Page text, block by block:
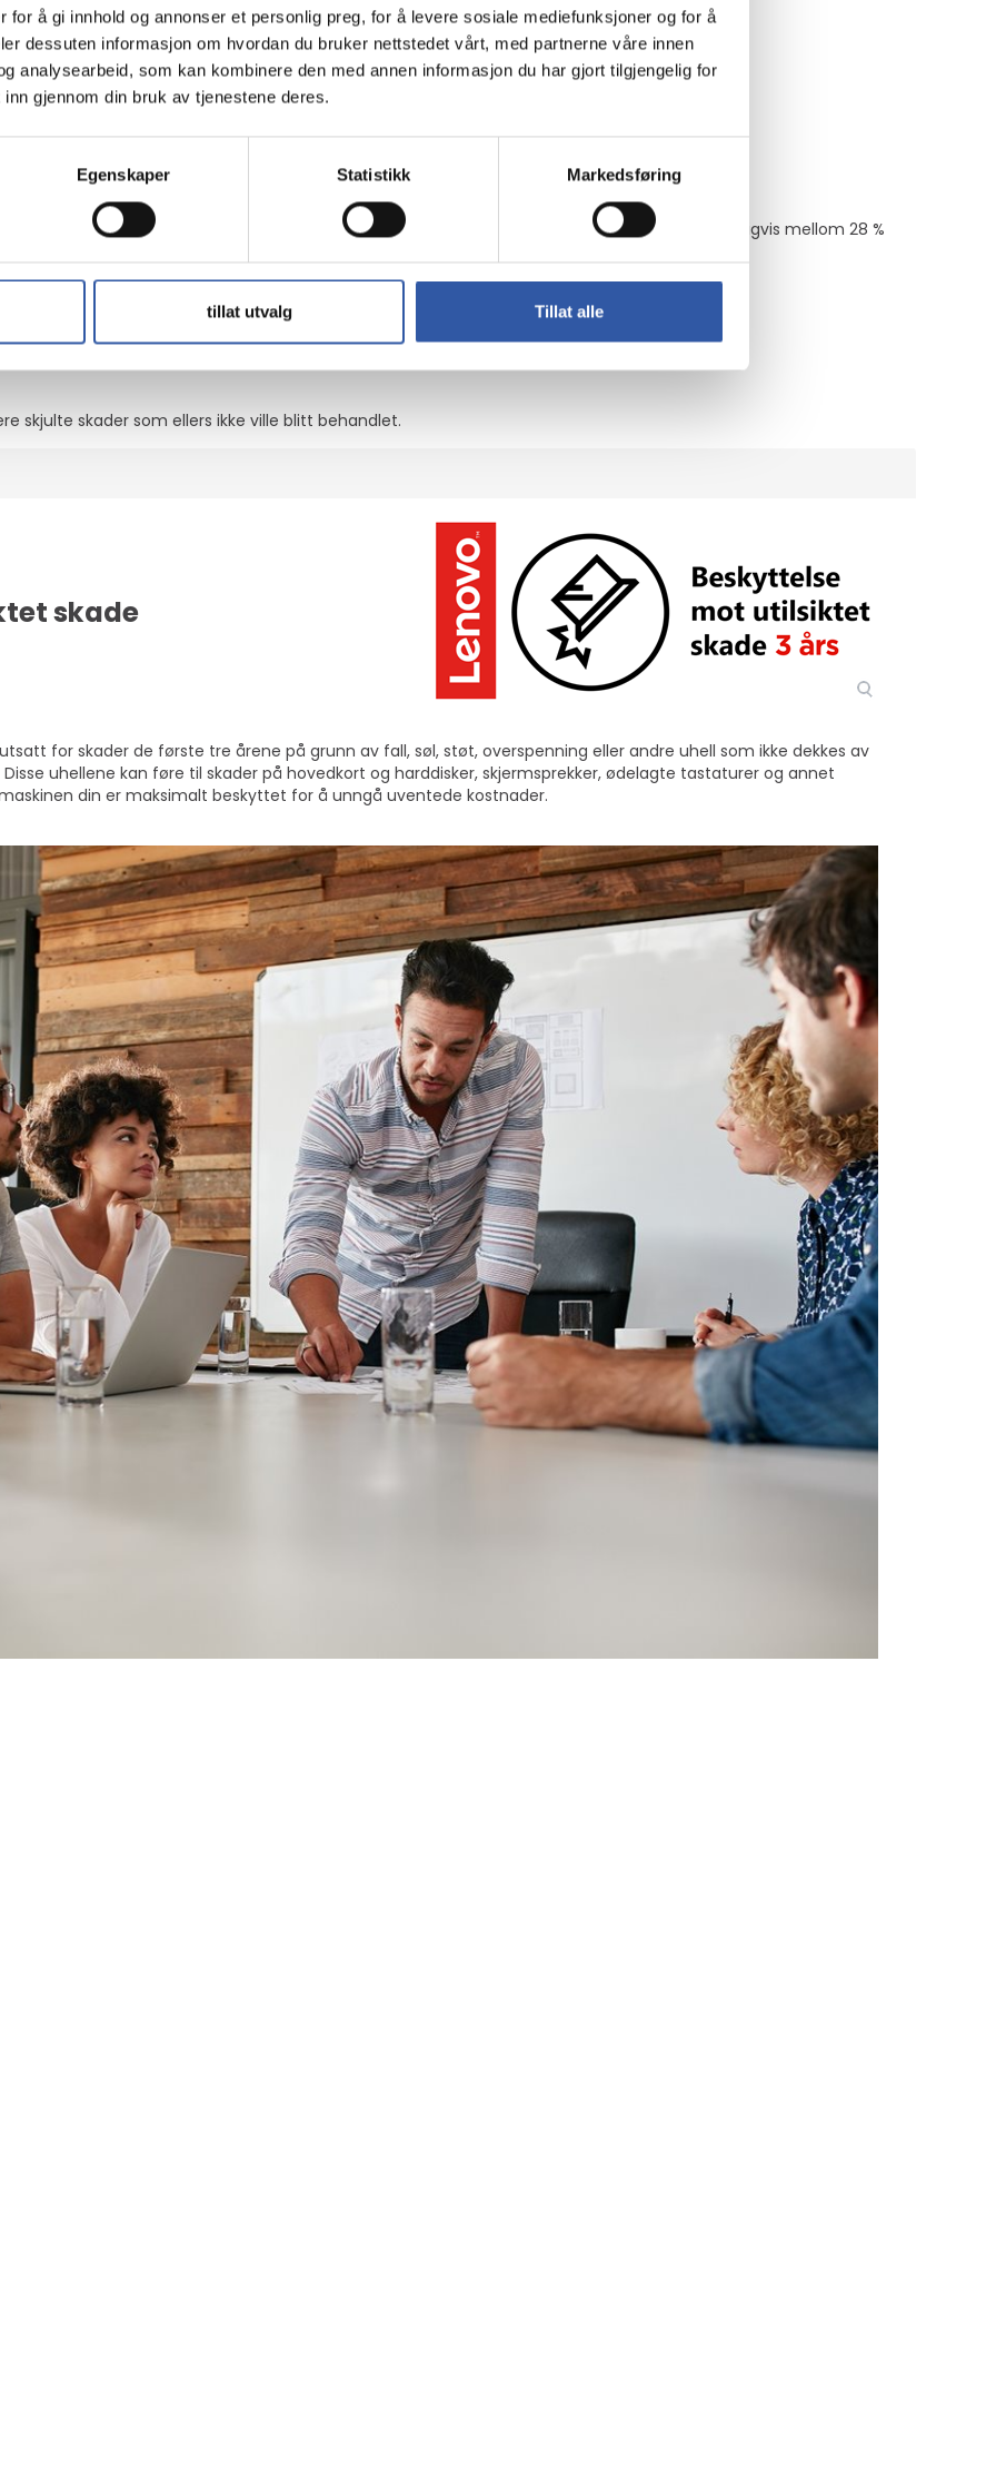
for å gi innhold og annonser et personlig preg, for å levere sosiale mediefunksjoner og for å
dessuten informasjon om hvordan du bruker nettstedet vårt, med partnerne våre innen
analysearbeid, som kan kombinere den med annen informasjon du har gjort tilgjengelig for
gjennom din bruk av tjenestene deres.
Egenskaper Statistikk Markedsføring
tillat utvalg Tillat alle
reservelager for å reparere skadede PC-er
identifisere skjulte skader som ellers ikke ville blitt behandlet
årlige reparasjonskostnadene for systemet.
besparelser i forhold til kostnadene ved reparasjon eller nytt system. Brukerne sparer vanligvis mellom 28 %
Lenovo-godkjente deler, noe som reduserer behovet for nye reparasjoner.
skjulte skader som ellers ikke ville blitt behandlet.
Vis mer
skade
for skader de første tre årene på grunn av fall, søl, støt, overspenning eller andre uhell som ikke dekkes av
uhellene kan føre til skader på hovedkort og harddisker, skjermsprekker, ødelagte tastaturer og annet
din er maksimalt beskyttet for å unngå uventede kostnader.